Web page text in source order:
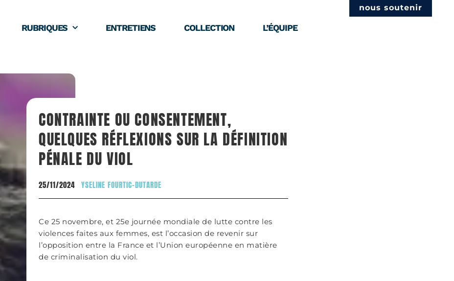
RUBRIQUES ENTRETIENS COLLECTION L’ÉQUIPE
nous soutenir
CONTRAINTE OU CONSENTEMENT,
QUELQUES RÉFLEXIONS SUR LA DÉFINITION
PÉNALE DU VIOL
25/11/2024 YSELINE FOURTIC-DUTARDE
Ce 25 novembre, et 25e journée mondiale de lutte contre les
violences faites aux femmes, est l’occasion de revenir sur
l’opposition entre la France et l’Union européenne en matière
de criminalisation du viol.